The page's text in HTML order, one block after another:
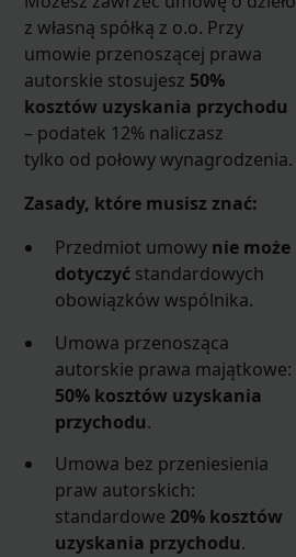
z własną spółką z o.o. Przy
umowie przenoszącej prawa
autorskie stosujesz 50%
kosztów uzyskania przychodu
– podatek 12% naliczasz
tylko od połowy wynagrodzenia.
Zasady, które musisz znać:
Przedmiot umowy nie może
dotyczyć standardowych
obowiązków wspólnika.
Umowa przenosząca
autorskie prawa majątkowe:
50% kosztów uzyskania
przychodu.
Umowa bez przeniesienia
praw autorskich:
standardowe 20% kosztów
uzyskania przychodu.